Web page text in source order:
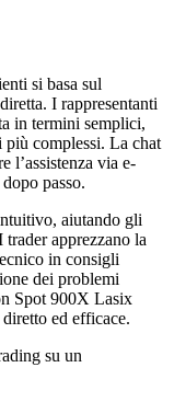
si basa sul
I rappresentanti
in termini semplici,
complessi. La chat
l’assistenza via e-
passo.
aiutando gli
apprezzano la
in consigli
dei problemi
Spot 900X Lasix
ed efficace.